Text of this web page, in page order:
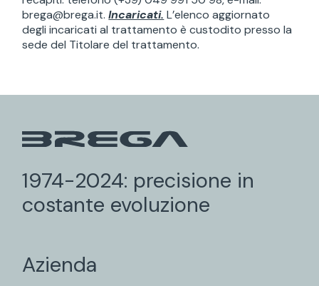
brega@brega.it.Incaricati. L’elenco aggiornato
degli incaricati al trattamento è custodito presso la
sede del Titolare del trattamento.
1974-2024: precisione in
costante evoluzione
Azienda